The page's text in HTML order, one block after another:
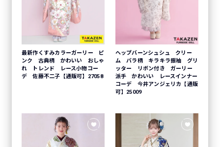
最新作くすみカラーガーリー ピ
ンク 古典柄 かわいい おしゃ
れ トレンド レース小物コー
デ 佐藤不二子【通販可】27058
ヘップバーンシュシュ クリー
ム バラ柄 キラキラ振袖 グリ
ッター リボン付き ガーリー
派手 かわいい レースインナー
コーデ 今井アンジェリカ【通販
可】25009